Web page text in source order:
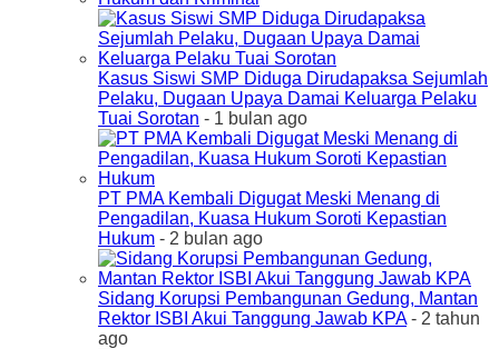
Kasus Siswi SMP Diduga Dirudapaksa Sejumlah
Pelaku, Dugaan Upaya Damai Keluarga Pelaku
Tuai Sorotan - 1 bulan ago
PT PMA Kembali Digugat Meski Menang di
Pengadilan, Kuasa Hukum Soroti Kepastian
Hukum - 2 bulan ago
Sidang Korupsi Pembangunan Gedung, Mantan
Rektor ISBI Akui Tanggung Jawab KPA- 2 tahun
ago